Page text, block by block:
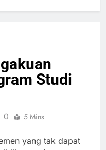
Studi
0 5 Mins
yang tak dapat